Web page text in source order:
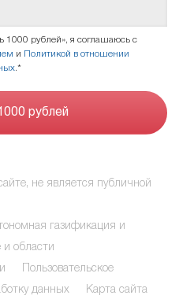
1000 рублей», я соглашаюсь с
и Политикой в отношении
.*
не является публичной
газификация и
и области
Пользовательское
данных Карта сайта